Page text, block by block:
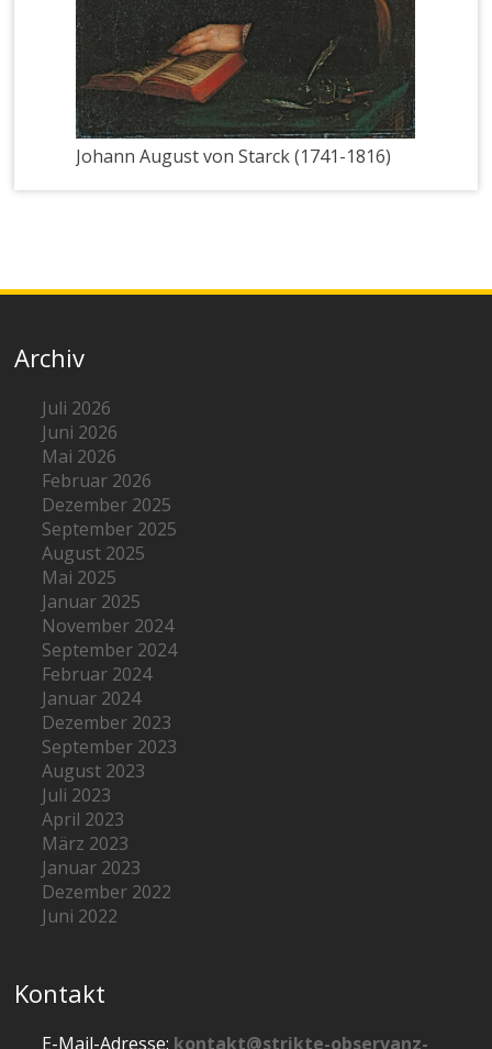
Johann August von Starck (1741-1816)
Archiv
Juli 2026
Juni 2026
Mai 2026
Februar 2026
Dezember 2025
September 2025
August 2025
Mai 2025
Januar 2025
November 2024
September 2024
Februar 2024
Januar 2024
Dezember 2023
September 2023
August 2023
Juli 2023
April 2023
März 2023
Januar 2023
Dezember 2022
Juni 2022
Kontakt
E-Mail-Adresse: kontakt@strikte-observanz-